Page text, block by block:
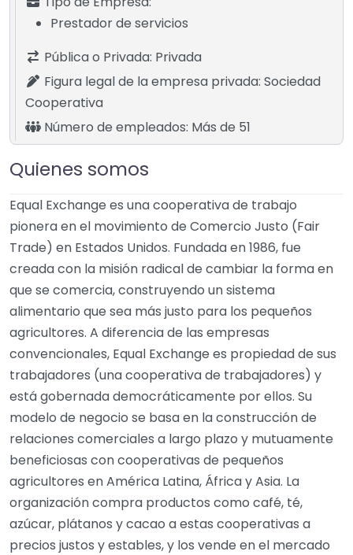
Prestador de servicios
Pública o Privada: Privada
Figura legal de la empresa privada: Sociedad
Cooperativa
Número de empleados: Más de 51
Quienes somos
Equal Exchange es una cooperativa de trabajo
pionera en el movimiento de Comercio Justo (Fair
Trade) en Estados Unidos. Fundada en 1986, fue
creada con la misión radical de cambiar la forma en
que se comercia, construyendo un sistema
alimentario que sea más justo para los pequeños
agricultores. A diferencia de las empresas
convencionales, Equal Exchange es propiedad de sus
trabajadores (una cooperativa de trabajadores) y
está gobernada democráticamente por ellos. Su
modelo de negocio se basa en la construcción de
relaciones comerciales a largo plazo y mutuamente
beneficiosas con cooperativas de pequeños
agricultores en América Latina, África y Asia. La
organización compra productos como café, té,
azúcar, plátanos y cacao a estas cooperativas a
precios justos y estables, y los vende en el mercado